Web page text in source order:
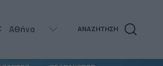
ΑΝΑΖΗΤΗΣΗ